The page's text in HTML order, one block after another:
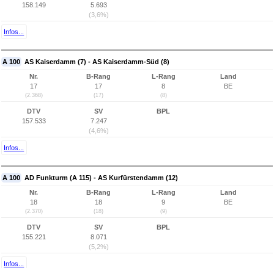
158.149
5.693
(3,6%)
Infos...
A 100 AS Kaiserdamm (7) - AS Kaiserdamm-Süd (8)
Nr.
17
(2.368)
B-Rang
17
(17)
L-Rang
8
(8)
Land
BE
DTV
157.533
SV
7.247
(4,6%)
BPL
Infos...
A 100 AD Funkturm (A 115) - AS Kurfürstendamm (12)
Nr.
18
(2.370)
B-Rang
18
(18)
L-Rang
9
(9)
Land
BE
DTV
155.221
SV
8.071
(5,2%)
BPL
Infos...